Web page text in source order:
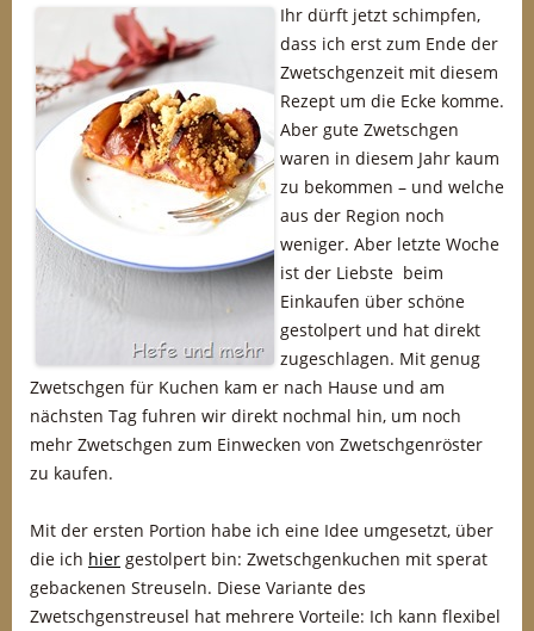
Ihr dürft jetzt schimpfen,
dass ich erst zum Ende der
Zwetschgenzeit mit diesem
Rezept um die Ecke komme.
Aber gute Zwetschgen
waren in diesem Jahr kaum
zu bekommen – und welche
aus der Region noch
weniger. Aber letzte Woche
ist der Liebste beim
Einkaufen über schöne
gestolpert und hat direkt
zugeschlagen. Mit genug
Zwetschgen für Kuchen kam er nach Hause und am
nächsten Tag fuhren wir direkt nochmal hin, um noch
mehr Zwetschgen zum Einwecken von Zwetschgenröster
zu kaufen.
Mit der ersten Portion habe ich eine Idee umgesetzt, über
die ich hier gestolpert bin: Zwetschgenkuchen mit sperat
gebackenen Streuseln. Diese Variante des
Zwetschgenstreusel hat mehrere Vorteile: Ich kann flexibel